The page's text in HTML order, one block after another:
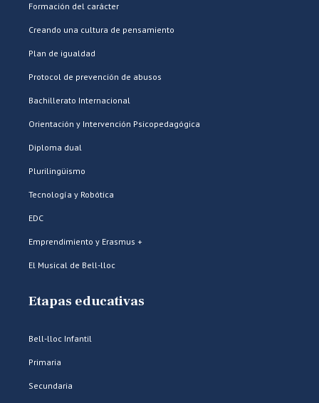
Formación del carácter
Creando una cultura de pensamiento
Plan de igualdad
Protocol de prevención de abusos
Bachillerato Internacional
Orientación y Intervención Psicopedagógica
Diploma dual
Plurilingüismo
Tecnología y Robótica
EDC
Emprendimiento y Erasmus +
El Musical de Bell-lloc
Etapas educativas
Bell-lloc Infantil
Primaria
Secundaria